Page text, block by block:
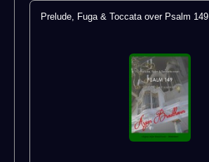
Prelude, Fuga & Toccata over Psalm 149